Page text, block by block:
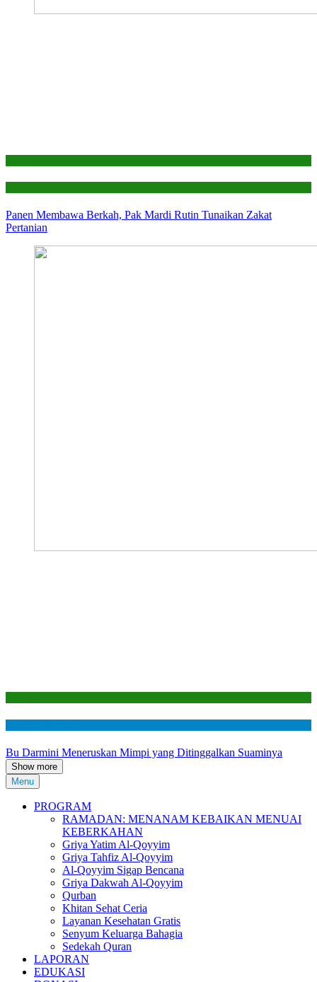
Panen Membawa Berkah, Pak Mardi Rutin Tunaikan Zakat
Pertanian
Bu Darmini Meneruskan Mimpi yang Ditinggalkan Suaminya
Show more
Menu
PROGRAM
RAMADAN: MENANAM KEBAIKAN MENUAI
KEBERKAHAN
Griya Yatim Al-Qoyyim
Griya Tahfiz Al-Qoyyim
Al-Qoyyim Sigap Bencana
Griya Dakwah Al-Qoyyim
Qurban
Khitan Sehat Ceria
Layanan Kesehatan Gratis
Senyum Keluarga Bahagia
Sedekah Quran
LAPORAN
EDUKASI